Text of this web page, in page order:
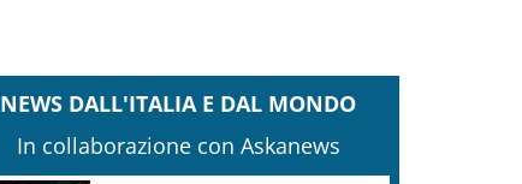
NEWS DALL'ITALIA E DAL MONDO
In collaborazione con Askanews